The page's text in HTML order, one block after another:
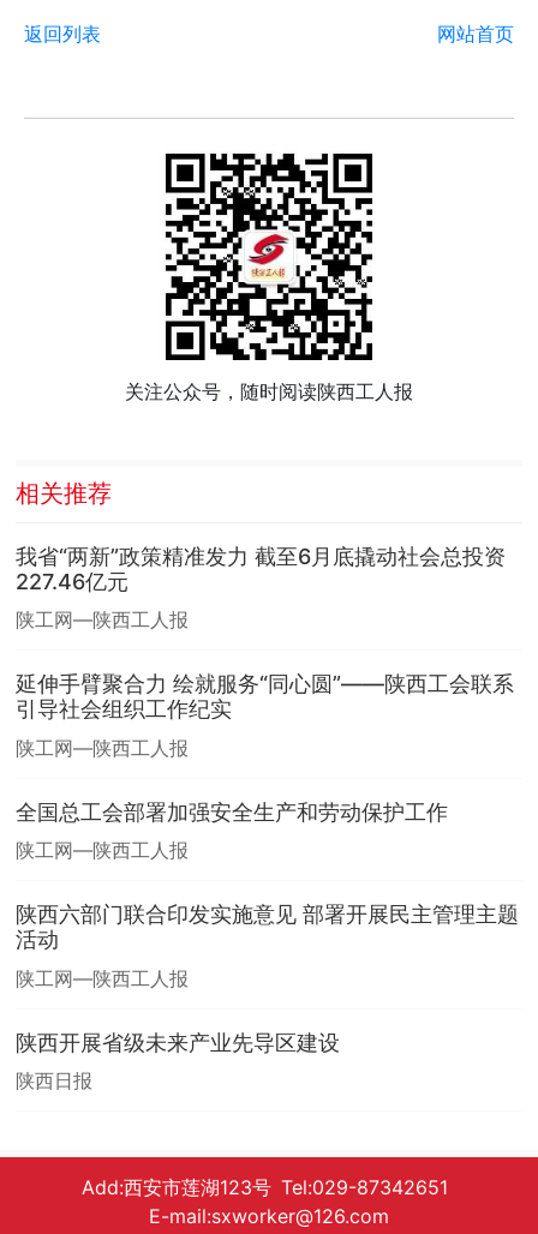
返回列表 网站首页
关注公众号，随时阅读陕西工人报
相关推荐
我省“两新”政策精准发力 截至6月底撬动社会总投资
227.46亿元
陕工网—陕西工人报
延伸手臂聚合力 绘就服务“同心圆”——陕西工会联系
引导社会组织工作纪实
陕工网—陕西工人报
全国总工会部署加强安全生产和劳动保护工作
陕工网—陕西工人报
陕西六部门联合印发实施意见 部署开展民主管理主题
活动
陕工网—陕西工人报
陕西开展省级未来产业先导区建设
陕西日报
Add:西安市莲湖123号 Tel:029-87342651
E-mail:sxworker@126.com